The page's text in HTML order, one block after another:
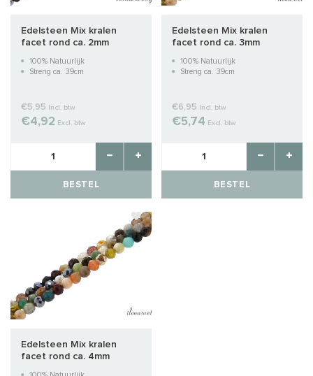
Edelsteen Mix kralen
facet rond ca. 2mm
100% Natuurlijk
Streng ca. 39cm
€5,95 Incl. btw
€4,92 Excl. btw
BESTEL
Edelsteen Mix kralen
facet rond ca. 3mm
100% Natuurlijk
Streng ca. 39cm
€6,95 Incl. btw
€5,74 Excl. btw
BESTEL
Edelsteen Mix kralen
facet rond ca. 4mm